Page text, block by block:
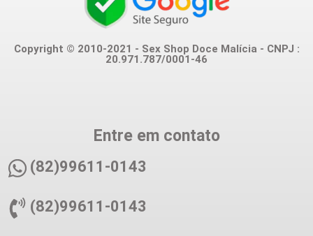
Copyright © 2010-2021 - Sex Shop Doce Malícia - CNPJ :
20.971.787/0001-46
Entre em contato
(82)99611-0143
(82)99611-0143